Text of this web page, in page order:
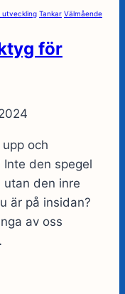
utveckling Tankar Välmående
för
och
den spegel
den inre
är på insidan?
av oss